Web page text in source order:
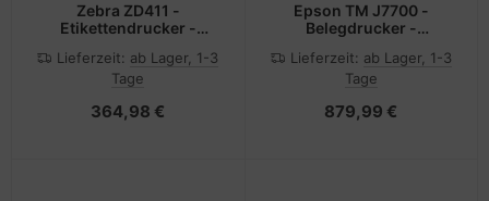
Zebra ZD411 -
Etikettendrucker -
cm)
Lieferzeit: ab Lager, 1-3
Tage
364,98 €
Epson TM J7700 -
Belegdrucker -
cm)
Lieferzeit: ab Lager, 1-3
Tage
879,99 €